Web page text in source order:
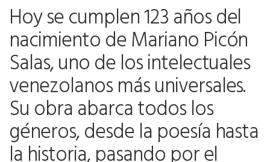
Hoy se cumplen 123 años del
nacimiento de Mariano Picón
Salas, uno de los intelectuales
venezolanos más universales.
Su obra abarca todos los
géneros, desde la poesía hasta
la historia, pasando por el